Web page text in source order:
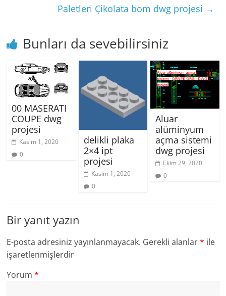
Paletleri Çikolata bom dwg projesi →
Bunları da sevebilirsiniz
00 MASERATI
COUPE dwg
projesi
Kasım 1, 2020
0
delikli plaka
2×4 ipt
projesi
Kasım 1, 2020
0
Aluar
alüminyum
açma sistemi
dwg projesi
Ekim 29, 2020
0
Bir yanıt yazın
E-posta adresiniz yayınlanmayacak. Gerekli alanlar* ile
işaretlenmişlerdir
Yorum*